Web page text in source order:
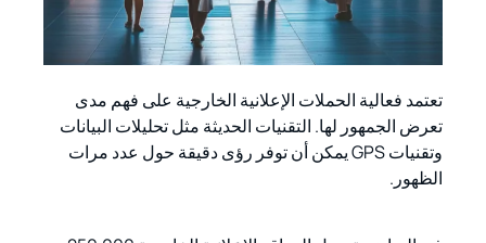
تعتمد فعالية الحملات الإعلانية الخارجية على فهم مدى
تعرض الجمهور لها. التقنيات الحديثة مثل تحليلات البيانات
وتقنيات GPS يمكن أن توفر رؤى دقيقة حول عدد مرات
الظهور.